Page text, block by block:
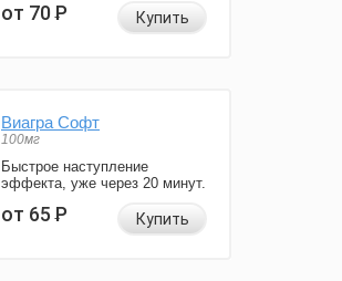
от 70Р Купить
Виагра Софт
100мг
Быстрое наступление
эффекта, уже через 20 минут.
от 65Р Купить